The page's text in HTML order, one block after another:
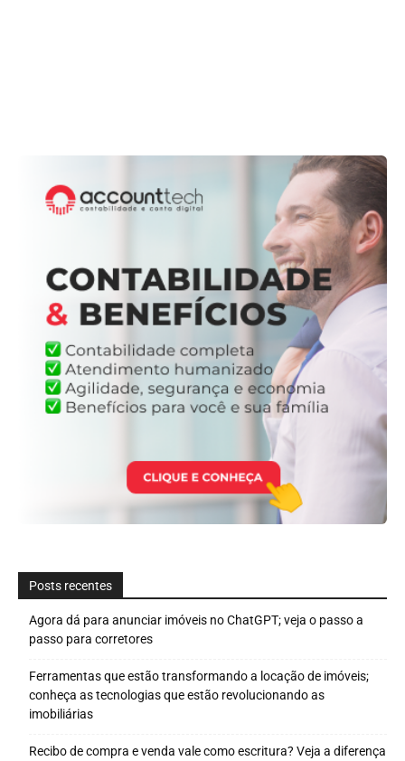
Posts recentes
Agora dá para anunciar imóveis no ChatGPT; veja o passo a
passo para corretores
Ferramentas que estão transformando a locação de imóveis;
conheça as tecnologias que estão revolucionando as
imobiliárias
Recibo de compra e venda vale como escritura? Veja a diferença